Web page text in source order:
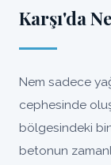
Karşı'da
Nem sadece
cephesinde
bölgesindeki
betonun